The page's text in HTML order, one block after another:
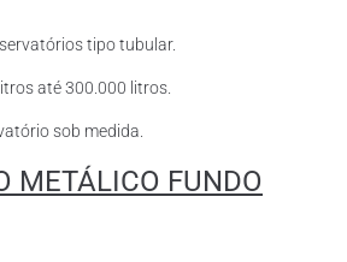
tipo tubular.
até 300.000 litros.
sob medida.
METÁLICO FUNDO